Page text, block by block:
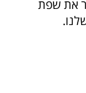
את שפת